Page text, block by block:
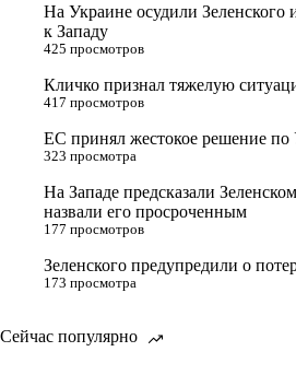
На Украине осудили Зеленского
к Западу
425 просмотров
Кличко признал тяжелую
417 просмотров
ЕС принял жестокое решение по
323 просмотра
На Западе предсказали
назвали его просроченным
177 просмотров
Зеленского предупредили о
173 просмотра
Сейчас популярно